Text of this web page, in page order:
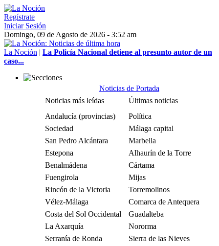
Regístrate
Iniciar Sesión
Domingo, 09 de Agosto de 2026 - 3:52 am
La Noción | La Policía Nacional detiene al presunto autor de un
caso...
Noticias de Portada
Noticias más leídas
Últimas noticias
Andalucía (provincias)
Política
Sociedad
Málaga capital
San Pedro Alcántara
Marbella
Estepona
Alhaurín de la Torre
Benalmádena
Cártama
Fuengirola
Mijas
Rincón de la Victoria
Torremolinos
Vélez-Málaga
Comarca de Antequera
Costa del Sol Occidental
Guadalteba
La Axarquía
Nororma
Serranía de Ronda
Sierra de las Nieves